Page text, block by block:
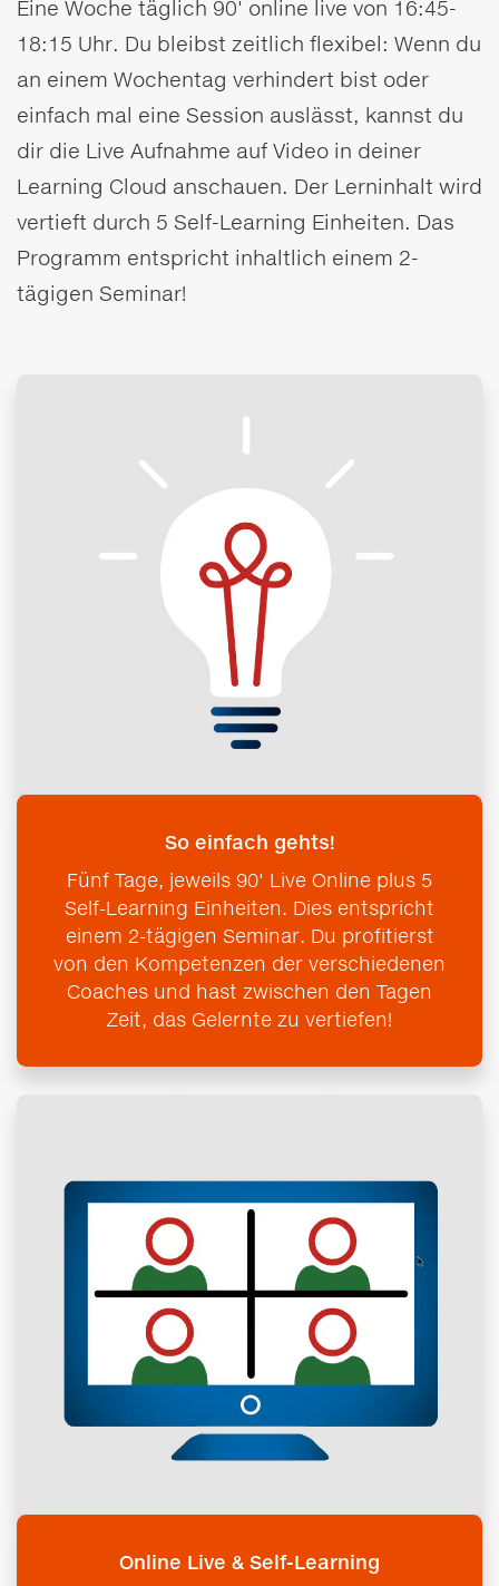
Eine Woche täglich 90' online live von 16:45-
18:15 Uhr. Du bleibst zeitlich flexibel: Wenn du
an einem Wochentag verhindert bist oder
einfach mal eine Session auslässt, kannst du
dir die Live Aufnahme auf Video in deiner
Learning Cloud anschauen. Der Lerninhalt wird
vertieft durch 5 Self-Learning Einheiten. Das
Programm entspricht inhaltlich einem 2-
tägigen Seminar!
So einfach gehts!
Fünf Tage, jeweils 90' Live Online plus 5
Self-Learning Einheiten. Dies entspricht
einem 2-tägigen Seminar. Du profitierst
von den Kompetenzen der verschiedenen
Coaches und hast zwischen den Tagen
Zeit, das Gelernte zu vertiefen!
Online Live & Self-Learning